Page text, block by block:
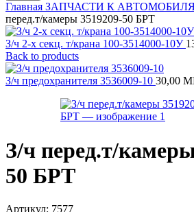
Главная ЗАПЧАСТИ К
перед.т/камеры 3519209-50 БРТ
З/ч 2-х секц. т/крана 100-3514000-10У
Back to products
З/ч предохранителя 3536009-10 30,00
З/ч перед.т/
50 БРТ
Артикул: 7577